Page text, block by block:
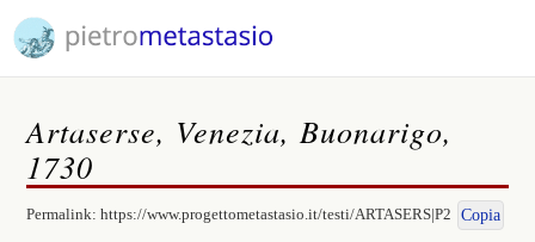
Artaserse, Venezia, Buonarigo,
1730
Permalink:https://www.progettometastasio.it/testi/ARTASERS|P2 Copia